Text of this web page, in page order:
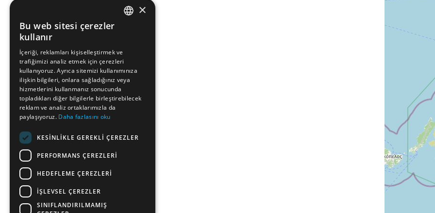
FRENCH
BULGARIAN
GERMAN
×
Bu web sitesi çerezler
kullanır
İçeriği, reklamları kişiselleştirmek ve
trafiğimizi analiz etmek için çerezleri
kullanıyoruz. Ayrıca sitemizi kullanımınıza
ilişkin bilgileri, onlara sağladığınız veya
hizmetlerini kullanmanız sonucunda
topladıkları diğer bilgilerle birleştirebilecek
reklam ve analiz ortaklarımızla da
paylaşıyoruz. Daha fazlasını oku
KESINLIKLE GEREKLI ÇEREZLER
PERFORMANS ÇEREZLERI
HEDEFLEME ÇEREZLERI
İŞLEVSEL ÇEREZLER
SINIFLANDIRILMAMIŞ